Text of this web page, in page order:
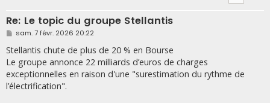
Re: Le topic du groupe Stellantis
M
s
s
a
g
e
sam. 7 févr. 2026 20:22
Stellantis chute de plus de 20 % en Bourse
Le groupe annonce 22 milliards d’euros de charges
exceptionnelles en raison d'une "surestimation du rythme de
l’électrification".